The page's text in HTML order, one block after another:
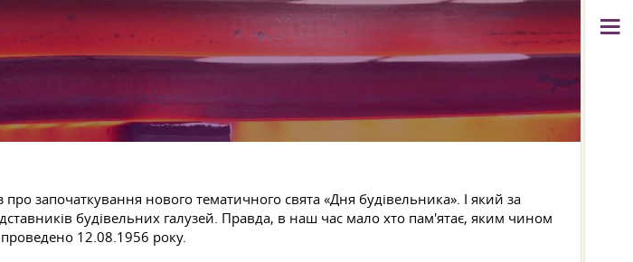
започаткування нового тематичного свята «Дня будівельника». І який за
будівельних галузей. Правда, в наш час мало хто пам'ятає, яким чином
12.08.1956 року.